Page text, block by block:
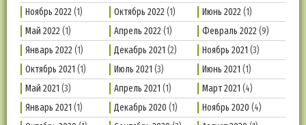
Ноябрь 2022(1) Октябрь 2022(1) Июнь 2022(1)
Май 2022(1) Апрель 2022(1) Февраль 2022(9)
Январь 2022(1) Декабрь 2021 (2) Ноябрь 2021 (3)
Октябрь 2021 (1) Июль 2021 (3) Июнь 2021 (1)
Май 2021 (3) Апрель 2021 (1) Март 2021 (4)
Январь 2021 (1) Декабрь 2020 (1) Ноябрь 2020 (4)